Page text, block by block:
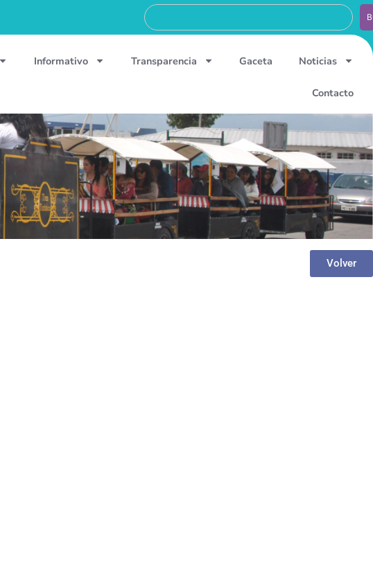
Informativo Transparencia Gaceta Noticias
Contacto
Volver